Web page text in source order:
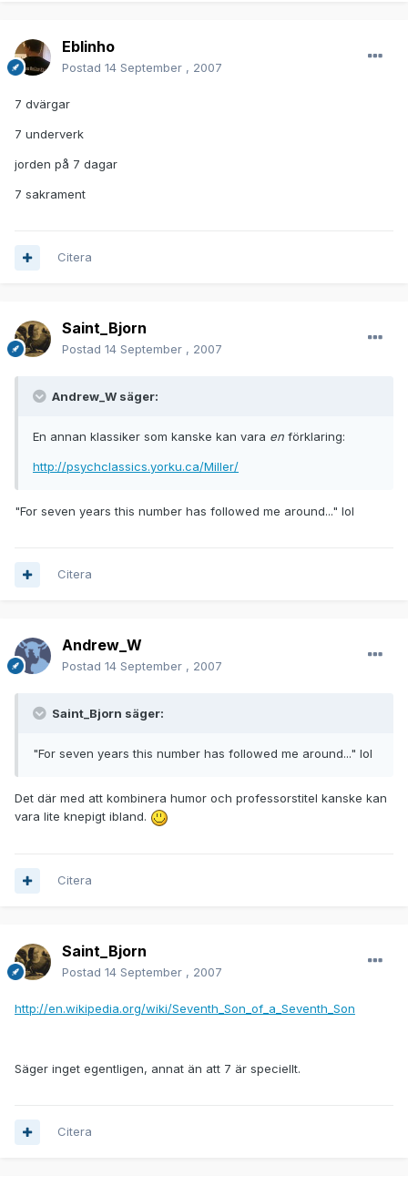
Eblinho
Postad 14 September , 2007
7 dvärgar
7 underverk
jorden på 7 dagar
7 sakrament
Citera
Saint_Bjorn
Postad 14 September , 2007
Andrew_W säger:
En annan klassiker som kanske kan vara en förklaring:
http://psychclassics.yorku.ca/Miller/
"For seven years this number has followed me around..." lol
Citera
Andrew_W
Postad 14 September , 2007
Saint_Bjorn säger:
"For seven years this number has followed me around..." lol
Det där med att kombinera humor och professorstitel kanske kan
vara lite knepigt ibland.
Citera
Saint_Bjorn
Postad 14 September , 2007
http://en.wikipedia.org/wiki/Seventh_Son_of_a_Seventh_Son
Säger inget egentligen, annat än att 7 är speciellt.
Citera